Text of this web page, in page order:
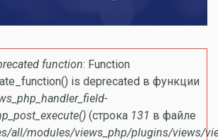
об ошибке
function: Function
is deprecated в функции
(строка 131 в файле
all/modules/views_php/plugins/views/